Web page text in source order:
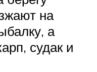
на
а
судак и